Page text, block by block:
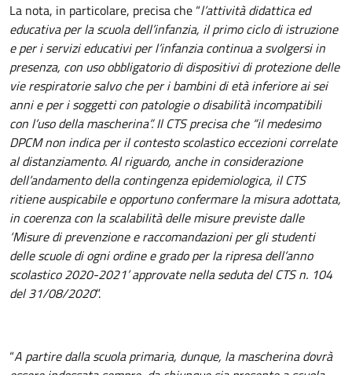
La nota, in particolare, precisa che “l’attività didattica ed
educativa per la scuola dell’infanzia, il primo ciclo di istruzione
e per i servizi educativi per l’infanzia continua a svolgersi in
presenza, con uso obbligatorio di dispositivi di protezione delle
vie respiratorie salvo che per i bambini di età inferiore ai sei
anni e per i soggetti con patologie o disabilità incompatibili
con l’uso della mascherina”. Il CTS precisa che “il medesimo
DPCM non indica per il contesto scolastico eccezioni correlate
al distanziamento. Al riguardo, anche in considerazione
dell’andamento della contingenza epidemiologica, il CTS
ritiene auspicabile e opportuno confermare la misura adottata,
in coerenza con la scalabilità delle misure previste dalle
‘Misure di prevenzione e raccomandazioni per gli studenti
delle scuole di ogni ordine e grado per la ripresa dell’anno
scolastico 2020-2021’ approvate nella seduta del CTS n. 104
del 31/08/2020”.
“A partire dalla scuola primaria, dunque, la mascherina dovrà